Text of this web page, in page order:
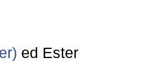
ed Ester